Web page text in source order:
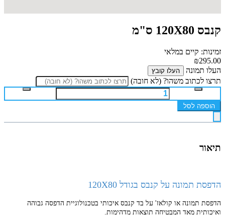
קנבס 120X80 ס"מ
זמינות: קיים במלאי
₪295.00
העלו תמונה
העלו קובץ
תרצו לכתוב משהו? (לא חובה)
הוספה לסל
תיאור
הדפסת תמונה על קנבס בגודל 120X80
הדפסת תמונה או קולאז' על בד קנבס איכותי בטכנולוגיית הדפסה גבוהה
ואיכותית מאד המבטיחה תוצאות מדהימות.